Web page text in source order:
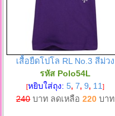
เสื้อยืดโปโล RL No.3 สีม่วง
รหัส Polo54L
[หยิบใส่ถุง:5, 7, 9, 11]
240บาท ลดเหลือ220 บาท